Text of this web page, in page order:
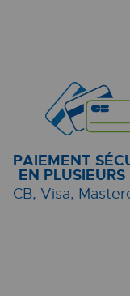
PAIEMENT
EN PLUSIEURS
CB, Visa,